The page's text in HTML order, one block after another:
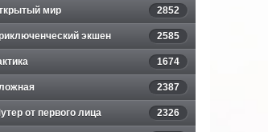
мир 2852
экшен 2585
1674
2387
от первого лица 2326